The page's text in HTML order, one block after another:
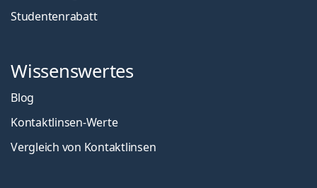
Studentenrabatt
Wissenswertes
Blog
Kontaktlinsen-Werte
Vergleich von Kontaktlinsen